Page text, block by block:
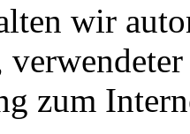
wir
zum